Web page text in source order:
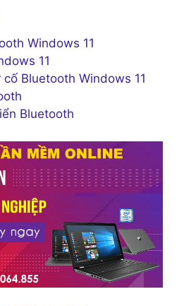
Windows 11
11
Bluetooth Windows 11
Bluetooth